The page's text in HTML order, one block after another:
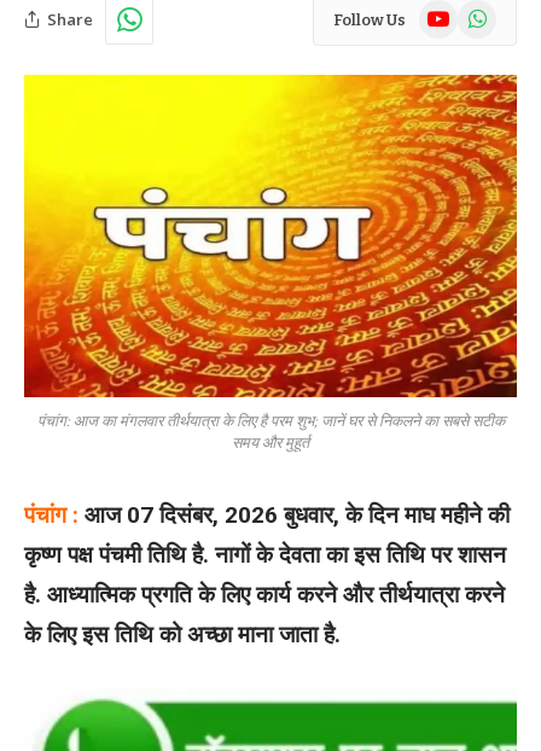
Share Follow Us YouTubeWhatsApp
पंचांग: आज का मंगलवार तीर्थयात्रा के लिए है परम शुभ; जानें घर से निकलने का सबसे सटीक
समय और मुहूर्त
पंचांग : आज 07 दिसंबर, 2026 बुधवार, के दिन माघ महीने की
कृष्ण पक्ष पंचमी तिथि है. नागों के देवता का इस तिथि पर शासन
है. आध्यात्मिक प्रगति के लिए कार्य करने और तीर्थयात्रा करने
के लिए इस तिथि को अच्छा माना जाता है.